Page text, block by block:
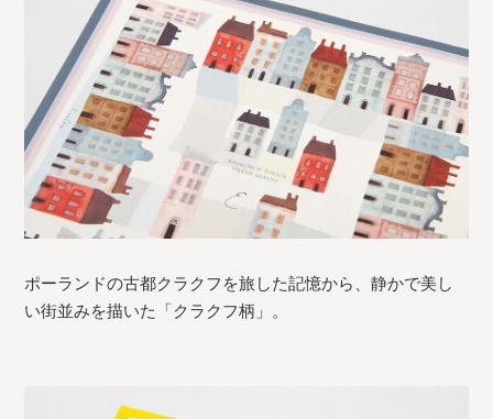
ポーランドの古都クラクフを旅した記憶から、静かで美し
い街並みを描いた「クラクフ柄」。